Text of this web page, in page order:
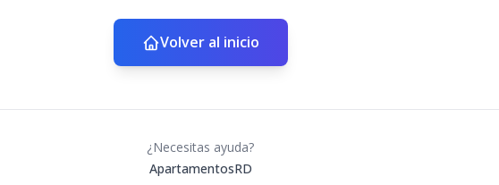
Volver al inicio
¿Necesitas ayuda?
ApartamentosRD